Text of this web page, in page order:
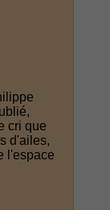
cri que
d'ailes,
l'espace